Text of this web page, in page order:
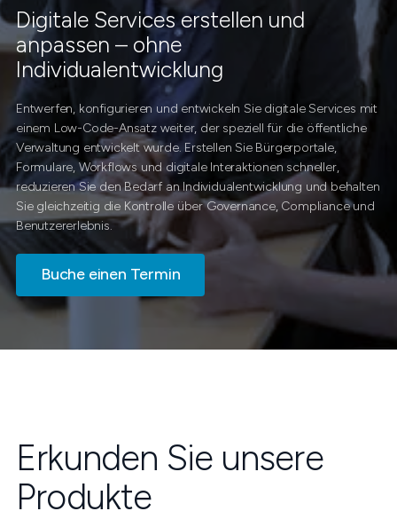
Digitale Services erstellen und
anpassen – ohne
Individualentwicklung
Entwerfen, konfigurieren und entwickeln Sie digitale Services mit
einem Low-Code-Ansatz weiter, der speziell für die öffentliche
Verwaltung entwickelt wurde. Erstellen Sie Bürgerportale,
Formulare, Workflows und digitale Interaktionen schneller,
reduzieren Sie den Bedarf an Individualentwicklung und behalten
Sie gleichzeitig die Kontrolle über Governance, Compliance und
Benutzererlebnis.
Buche einen Termin
Erkunden Sie unsere
Produkte